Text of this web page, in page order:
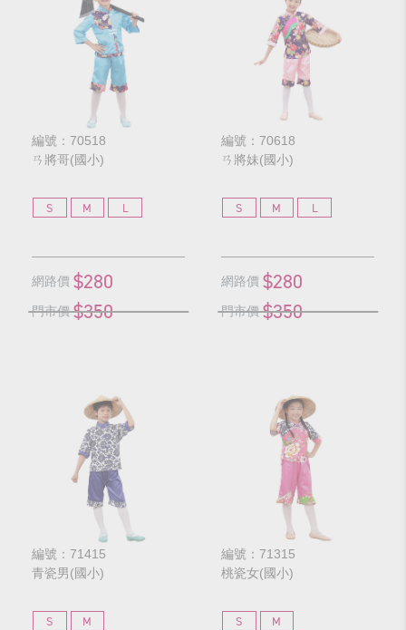
編號：70518
ㄢ將哥(國小)
S M L
網路價 $280
門市價 $350
編號：70618
ㄢ將妹(國小)
S M L
網路價 $280
門市價 $350
編號：71415
青瓷男(國小)
S M
編號：71315
桃瓷女(國小)
S M